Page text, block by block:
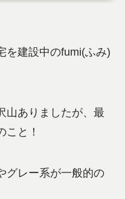
を建設中のfumi(ふみ)
山ありましたが、最
こと！
グレー系が一般的の